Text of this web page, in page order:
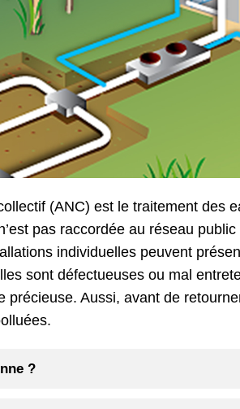
(ANC) est le traitement des
pas raccordée au réseau
individuelles peuvent
sont défectueuses ou mal
précieuse. Aussi, avant de
?